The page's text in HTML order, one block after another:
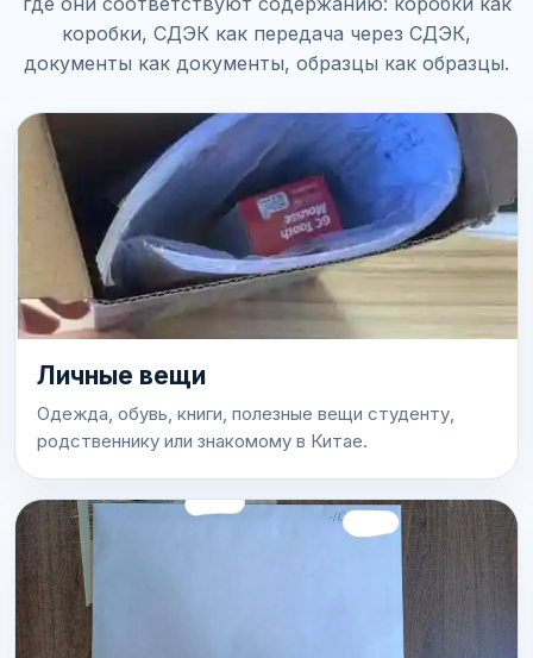
коробки, СДЭК как передача через СДЭК,
документы как документы, образцы как образцы.
Личные вещи
Одежда, обувь, книги, полезные вещи студенту,
родственнику или знакомому в Китае.